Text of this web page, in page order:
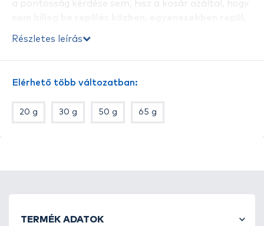
a pontosság kérdése sem, hisz a kosár azáltal, hogy
töltőszerszámnak tökéletesen megfelel a Preston
Részletes leírás
Elérhető több változatban:
20 g 30 g 50 g 65 g
TERMÉK ADATOK